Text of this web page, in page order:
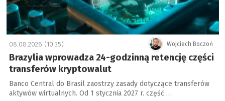
Wojciech Boczoń
08.08.2026 (10:35)
Brazylia wprowadza 24-godzinną retencję części
transferów kryptowalut
Banco Central do Brasil zaostrzy zasady dotyczące transferów
aktywów wirtualnych. Od 1 stycznia 2027 r. część …